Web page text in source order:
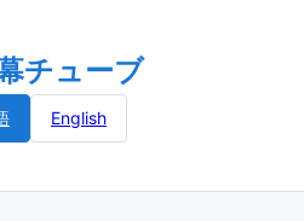
チューブ
English